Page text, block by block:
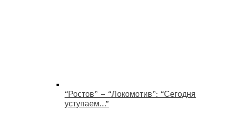
“Ростов” – “Локомотив”: “Сегодня
уступаем…”